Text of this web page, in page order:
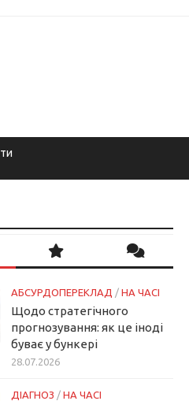
АБСУРДОПЕРЕКЛАД / НА ЧАСІ
Щодо стратегічного
прогнозування: як це іноді
буває у бункері
28.07.2026
ДІАГНОЗ / НА ЧАСІ